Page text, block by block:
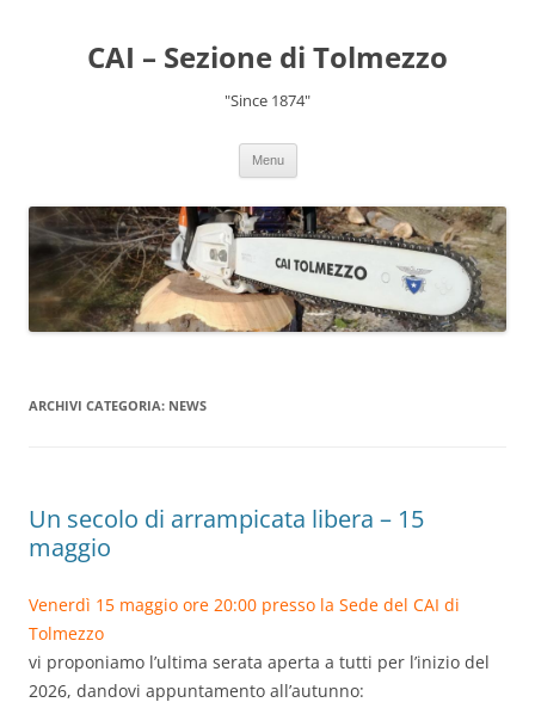
CAI – Sezione di Tolmezzo
"Since 1874"
Menu
ARCHIVI CATEGORIA: NEWS
Un secolo di arrampicata libera – 15
maggio
Venerdì 15 maggio ore 20:00 presso la Sede del CAI di
Tolmezzo
vi proponiamo l’ultima serata aperta a tutti per l’inizio del
2026, dandovi appuntamento all’autunno: